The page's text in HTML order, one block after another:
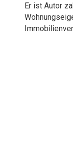
Er ist Autor